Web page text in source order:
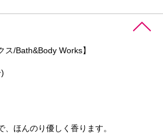
ス/Bath&Body Works】
ほんのり優しく香ります。